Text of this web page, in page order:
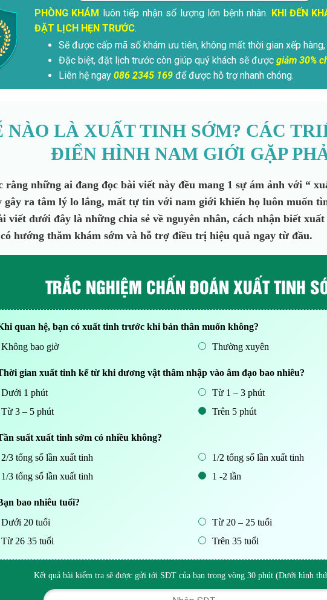
PHÒNG KHÁM luôn tiếp nhận số lượng lớn bệnh nhân. KHI ĐẾN
ĐẶT LỊCH HẸN TRƯỚC.
Sẽ được cấp mã số khám ưu tiên, không mất thời gian xếp
Đặc biệt, đặt lịch trước còn giúp quý khách sẽ được giảm 30%
Liên hệ ngay 086 2345 169để được hỗ trợ nhanh chóng.
NÀO LÀ XUẤT TINH SỚM? CÁC
ĐIỂN HÌNH NAM GIỚI GẶP
rằng những ai đang đọc bài viết này đều mang 1 sự ám ảnh với “
gây ra tâm lý lo lắng, mất tự tin với nam giới khiến họ luôn muốn
viết dưới đây là những chia sẻ về nguyên nhân, cách nhận biết
hướng thăm khám sớm và hỗ trợ điều trị hiệu quả ngay từ đầu.
TRẮC NGHIỆM CHẤN ĐOÁN XUẤT TINH
quan hệ, bạn có xuất tinh trước khi bản thân muốn không?
Không bao giờ
Thường xuyên
gian xuất tinh kể từ khi dương vật thâm nhập vào âm đạo bao nhiêu?
Dưới 1 phút
Từ 1 – 3 phút
Từ 3 – 5 phút
Trên 5 phút
suất xuất tinh sớm có nhiều không?
2/3 tổng số lần xuất tinh
1/2 tổng số lần xuất tinh
1/3 tổng số lần xuất tinh
1 -2 lần
bao nhiêu tuổi?
Dưới 20 tuổi
Từ 20 – 25 tuổi
Từ 26 35 tuổi
Trên 35 tuổi
Kết quả bài kiểm tra sẽ được gửi tới SĐT của bạn trong vòng 30 phút (Dưới hình